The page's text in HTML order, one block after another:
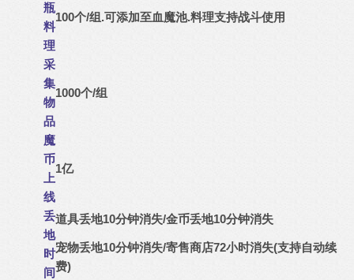
瓶
料
理
100个/组.可添加至血魔池.料理支持战斗使用
采
集
物
品
1000个/组
魔
币
上
线
1亿
丢
地
时
间
道具丢地10分钟消失/金币丢地10分钟消失
宠物丢地10分钟消失/寄售商店72小时消失(支持自动续
费)